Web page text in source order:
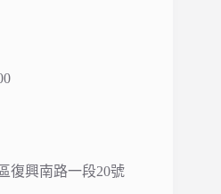
復興南路一段20號